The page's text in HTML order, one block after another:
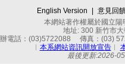
English Version | 意見回
本網站著作權屬於國立
地址: 300 新竹市
電話：(03)5722088 傳真：(03)
︱ 本系網站資訊開放宣告︱
最後更新:2026-